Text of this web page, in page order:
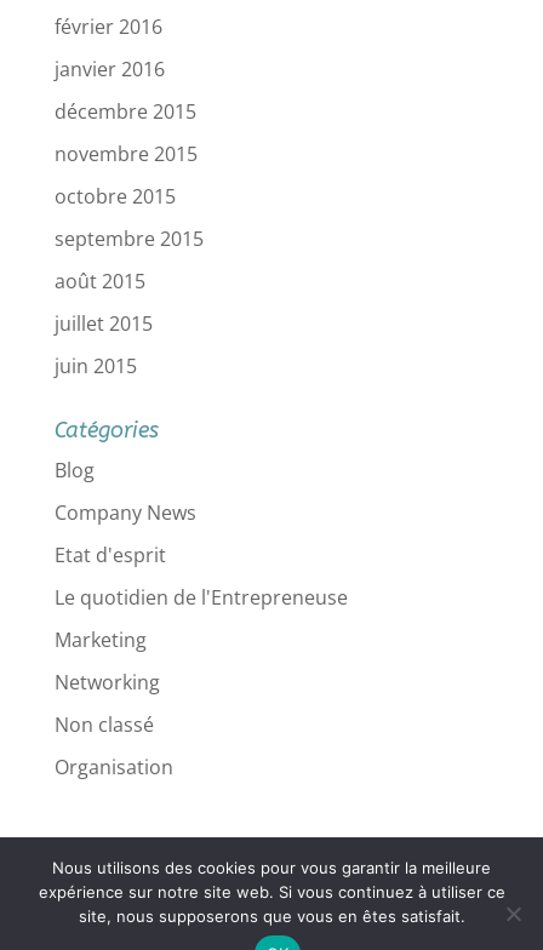
février 2016
janvier 2016
décembre 2015
novembre 2015
octobre 2015
septembre 2015
août 2015
juillet 2015
juin 2015
Catégories
Blog
Company News
Etat d'esprit
Le quotidien de l'Entrepreneuse
Marketing
Networking
Non classé
Organisation
Mentions légales
Politique de confidentialité
Contact CGV
Nous utilisons des cookies pour vous garantir la meilleure
expérience sur notre site web. Si vous continuez à utiliser ce
site, nous supposerons que vous en êtes satisfait.